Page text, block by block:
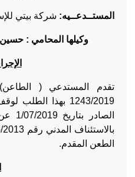
المستــدعــيه: شركة بيتي
وكيلها المحامي : حسين
تقدم المستدعي (
1243/2019 بهذا
الطعن المقدم.